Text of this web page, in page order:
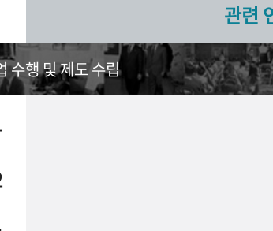
관련
수행 및 제도 수립